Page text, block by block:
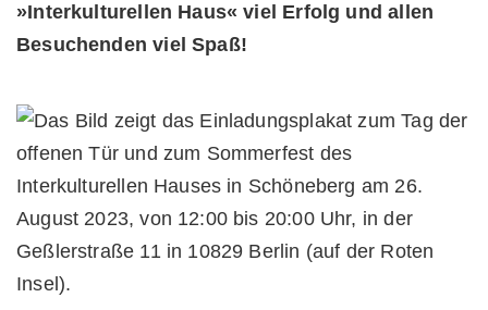
»Interkulturellen Haus« viel Erfolg und allen
Besuchenden viel Spaß!